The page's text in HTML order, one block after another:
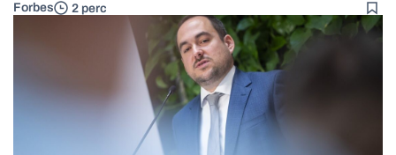
Forbes 2 perc